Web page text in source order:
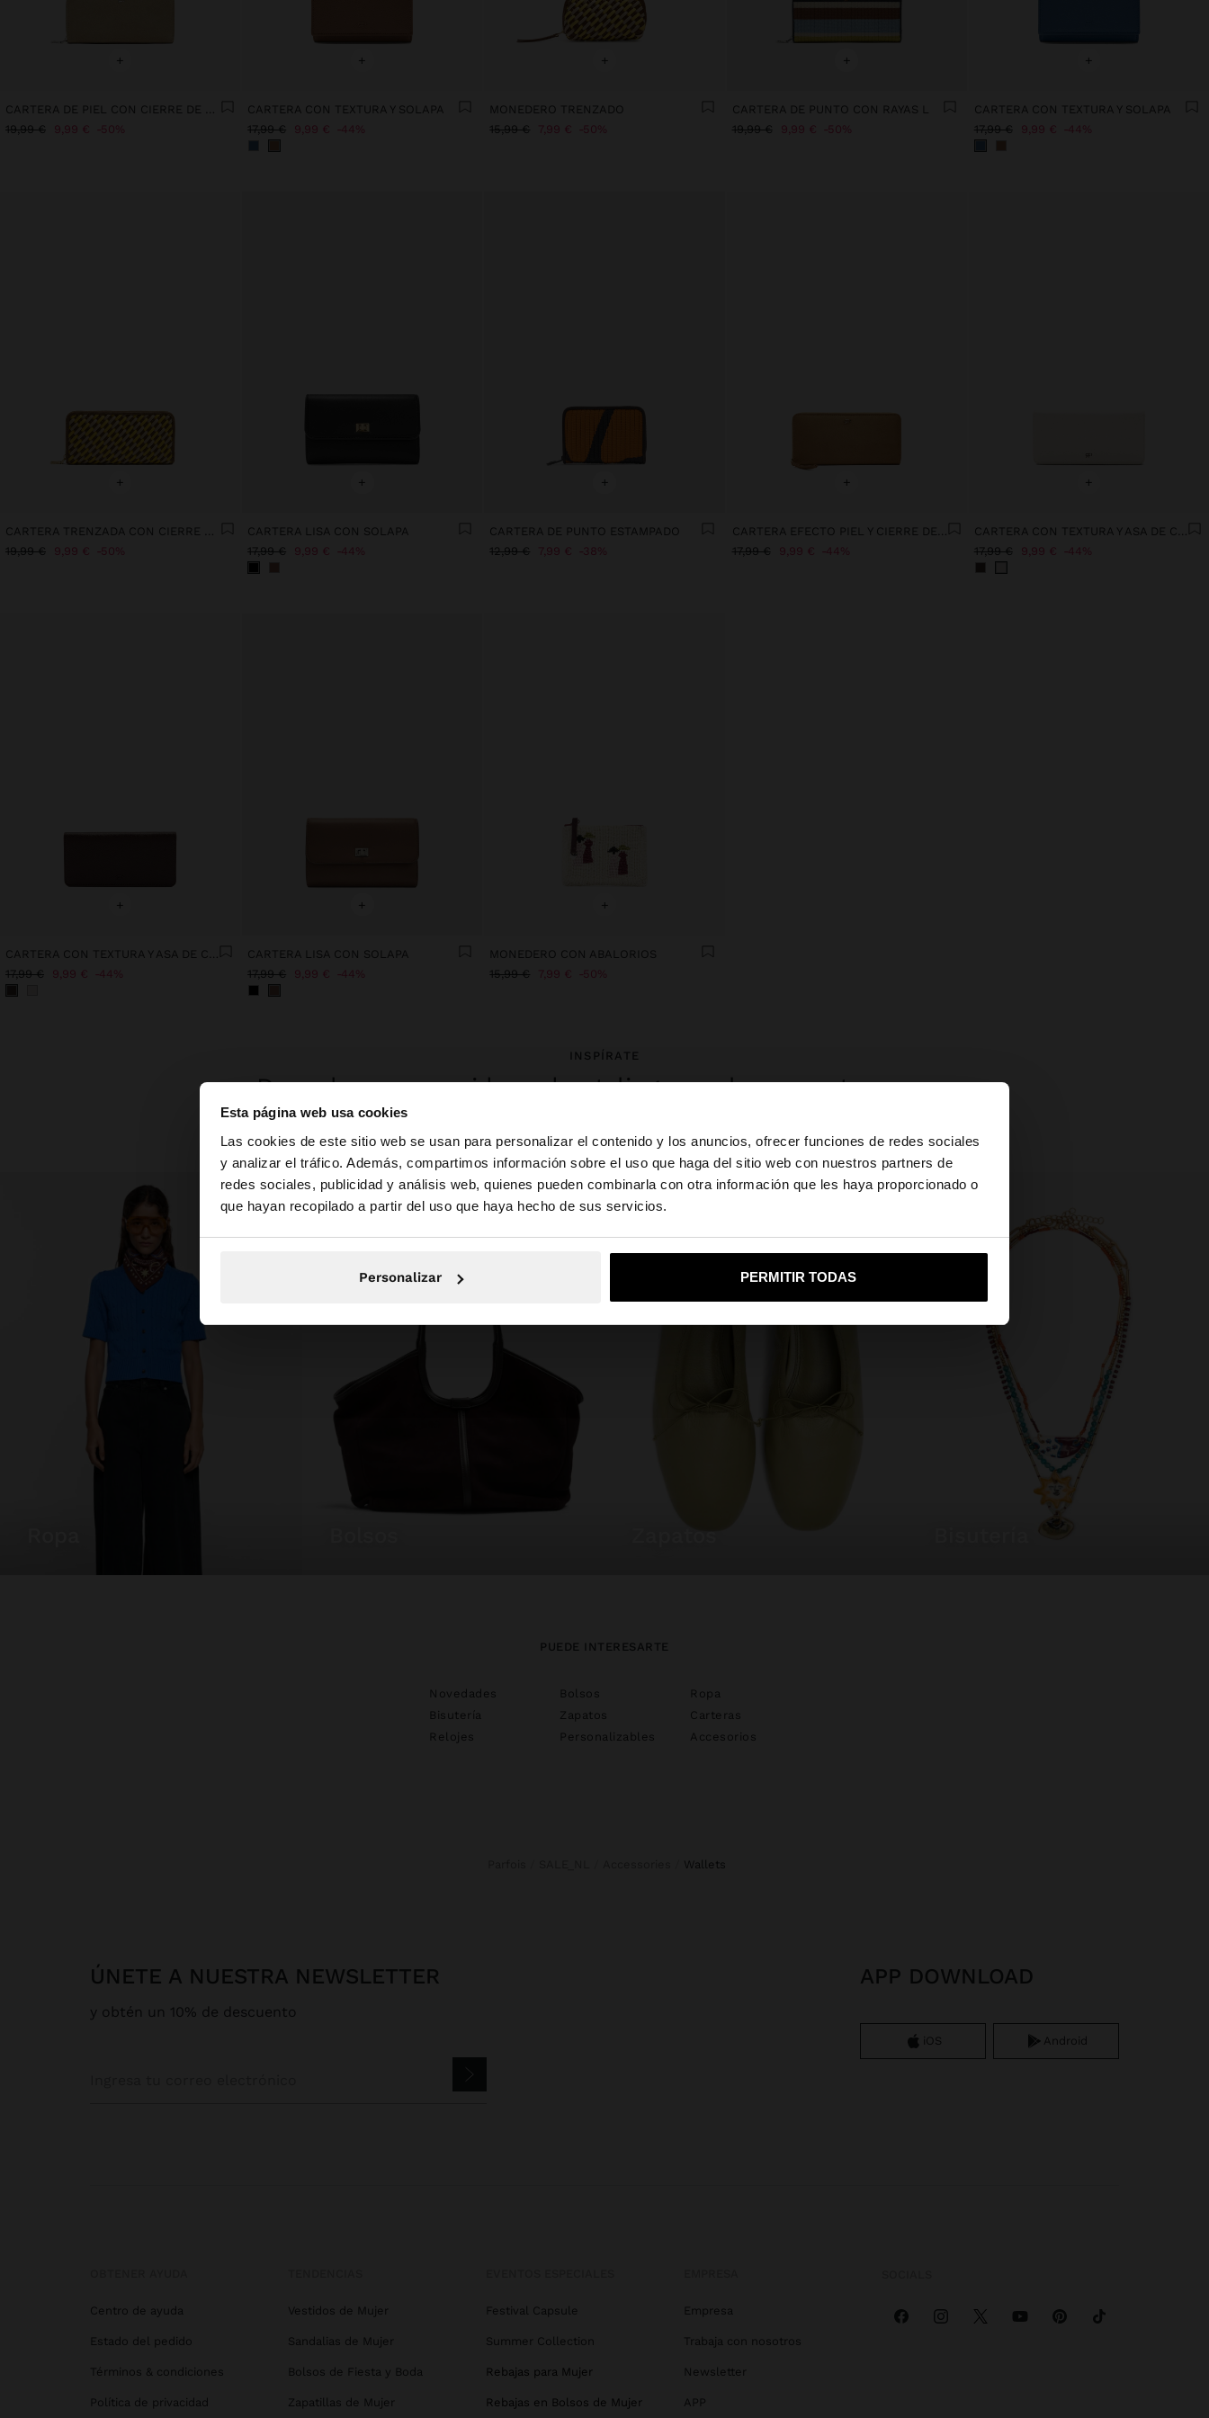
Esta página web usa cookies
Las cookies de este sitio web se usan para personalizar el contenido y los anuncios, ofrecer funciones de redes sociales
y analizar el tráfico. Además, compartimos información sobre el uso que haga del sitio web con nuestros partners de
redes sociales, publicidad y análisis web, quienes pueden combinarla con otra información que les haya proporcionado o
que hayan recopilado a partir del uso que haya hecho de sus servicios.
Personalizar PERMITIR TODAS
hola ×
Estás accediendo a la web de España. ¿Quieres ir a la web de United States?
No, continuar en la web de España Sí, llévame a United States
+
CARTERA DE PIEL CON CIERRE DE CREMALLERA
19,99 € 9,99 € 50%
+
CARTERA CON TEXTURA Y SOLAPA
17,99 € 9,99 € 44%
+
MONEDERO TRENZADO
15,99 € 7,99 € 50%
+
CARTERA DE PUNTO CON RAYAS L
19,99 € 9,99 € 50%
+
CARTERA CON TEXTURA Y SOLAPA
17,99 € 9,99 € 44%
+
CARTERA TRENZADA CON CIERRE DE CREMALLERA
19,99 € 9,99 € 50%
+
CARTERA LISA CON SOLAPA
17,99 € 9,99 € 44%
+
CARTERA DE PUNTO ESTAMPADO
12,99 € 7,99 € 38%
+
CARTERA EFECTO PIEL Y CIERRE DE CREMALLERA
17,99 € 9,99 € 44%
+
CARTERA CON TEXTURA Y ASA DE CORDÓN
17,99 € 9,99 € 44%
+
17,99 € 9,99 € 44%
+
CARTERA LISA CON SOLAPA
17,99 € 9,99 € 44%
+
MONEDERO CON ABALORIOS
15,99 € 7,99 € 50%
INSPÍRATE
Descubre nuevas ideas de styling y explora nuestra nueva
PUEDE INTERESARTE
Novedades Bolsos
Ropa
Bisutería
Zapatos
Carteras
Relojes
Personalizables Accesorios
wallets
ÚNETE A NUESTRA NEWSLETTER
y obtén un 10% de descuento
APP DOWNLOAD
iOS Android
Centro de ayuda
Estado del pedido
Términos & condiciones
Política de privacidad
Vestidos de Mujer
Sandalias de Mujer
Bolsos de Fiesta y Boda
Zapatillas de Mujer
Festival Capsule
Summer Collection
Rebajas para Mujer
Rebajas en Bolsos de Mujer
Empresa
Trabaja con nosotros
Newsletter
APP